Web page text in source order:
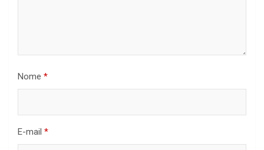
Nome *
E-mail *